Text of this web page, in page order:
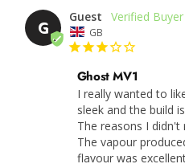
G
Guest
GB
Ghost MV1
I really wanted to
sleek and the build
The reasons I
The vapour
flavour was